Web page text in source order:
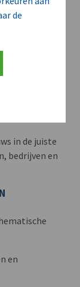
de
in de juiste
bedrijven en
en